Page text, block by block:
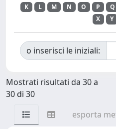
K
L M N O P Q
X
Y
o inserisci le iniziali:
Mostrati risultati da 30 a
30 di 30
esporta